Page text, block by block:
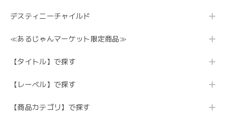
デスティニーチャイルド
≪あるじゃんマーケット限定商品≫
【タイトル】で探す
【レーベル】で探す
【商品カテゴリ】で探す